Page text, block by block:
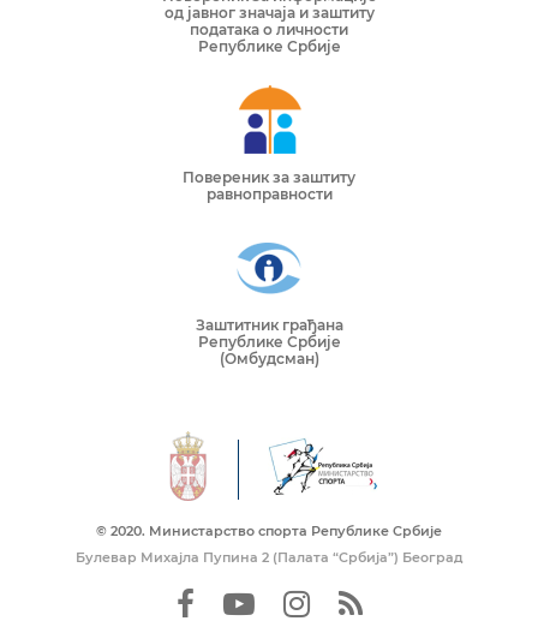
од јавног значаја и заштиту
података о личности
Републике Србије
Повереник за заштиту
равноправности
Заштитник грађана
Републике Србије
(Омбудсман)
© 2020. Mинистарство спорта Републике Србије
Булевар Михајла Пупина 2 (Палата “Србија”) Београд